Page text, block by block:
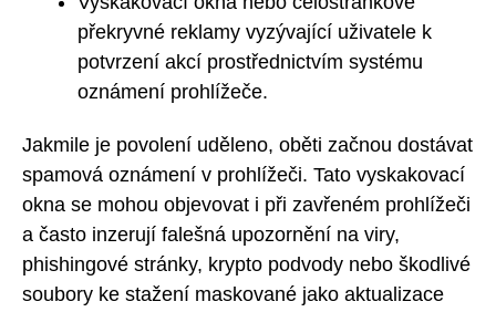
překryvné reklamy vyzývající uživatele k
potvrzení akcí prostřednictvím systému
oznámení prohlížeče.
Jakmile je povolení uděleno, oběti začnou dostávat
spamová oznámení v prohlížeči. Tato vyskakovací
okna se mohou objevovat i při zavřeném prohlížeči
a často inzerují falešná upozornění na viry,
phishingové stránky, krypto podvody nebo škodlivé
soubory ke stažení maskované jako aktualizace